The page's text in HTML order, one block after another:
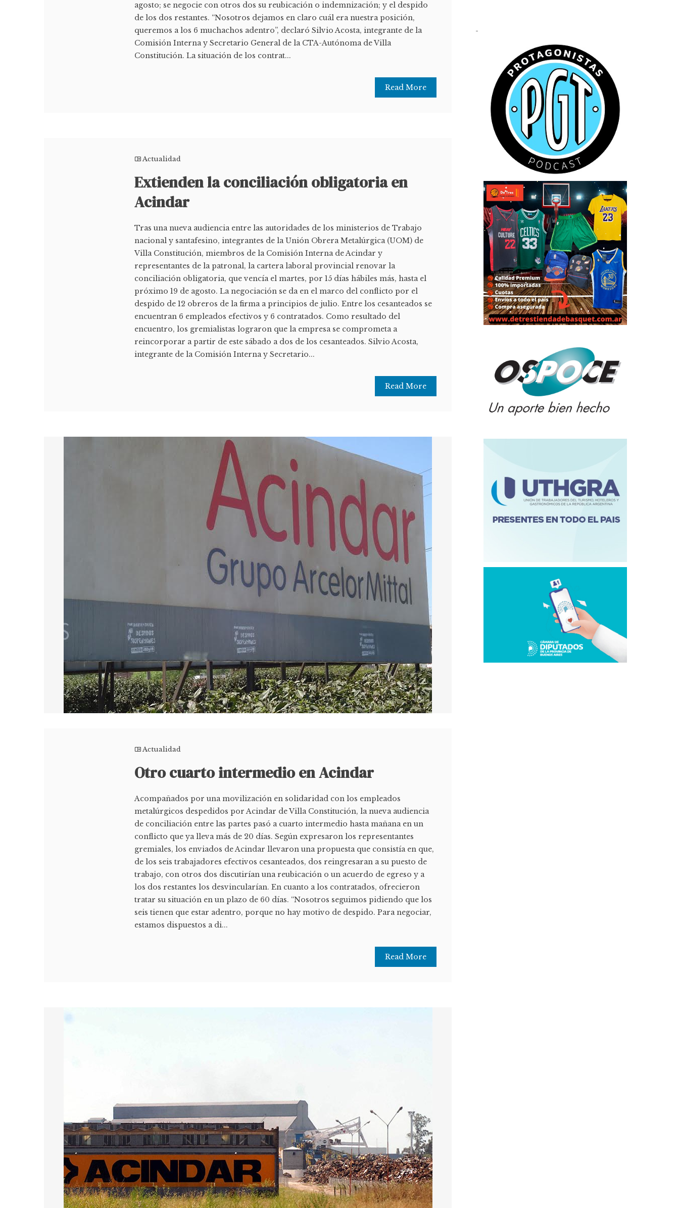
agosto; se negocie con otros dos su reubicación o indemnización; y el despido
de los dos restantes. “Nosotros dejamos en claro cuál era nuestra posición,
queremos a los 6 muchachos adentro”, declaró Silvio Acosta, integrante de la
Comisión Interna y Secretario General de la CTA-Autónoma de Villa
Constitución. La situación de los contrat...
Read More
Actualidad
Extienden la conciliación obligatoria en
Acindar
Tras una nueva audiencia entre las autoridades de los ministerios de Trabajo
nacional y santafesino, integrantes de la Unión Obrera Metalúrgica (UOM) de
Villa Constitución, miembros de la Comisión Interna de Acindar y
representantes de la patronal, la cartera laboral provincial renovar la
conciliación obligatoria, que vencía el martes, por 15 días hábiles más, hasta el
próximo 19 de agosto. La negociación se da en el marco del conflicto por el
despido de 12 obreros de la firma a principios de julio. Entre los cesanteados se
encuentran 6 empleados efectivos y 6 contratados. Como resultado del
encuentro, los gremialistas lograron que la empresa se comprometa a
reincorporar a partir de este sábado a dos de los cesanteados. Silvio Acosta,
integrante de la Comisión Interna y Secretario...
Read More
Actualidad
Otro cuarto intermedio en Acindar
Acompañados por una movilización en solidaridad con los empleados
metalúrgicos despedidos por Acindar de Villa Constitución, la nueva audiencia
de conciliación entre las partes pasó a cuarto intermedio hasta mañana en un
conflicto que ya lleva más de 20 días. Según expresaron los representantes
gremiales, los enviados de Acindar llevaron una propuesta que consistía en que,
de los seis trabajadores efectivos cesanteados, dos reingresaran a su puesto de
trabajo, con otros dos discutirían una reubicación o un acuerdo de egreso y a
los dos restantes los desvincularían. En cuanto a los contratados, ofrecieron
tratar su situación en un plazo de 60 días. “Nosotros seguimos pidiendo que los
seis tienen que estar adentro, porque no hay motivo de despido. Para negociar,
estamos dispuestos a di...
Read More
-